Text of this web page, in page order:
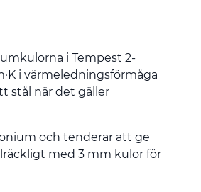
i Tempest 2-
i värmeledningsförmåga
stål när det gäller
och tenderar att ge
med 3 mm kulor för